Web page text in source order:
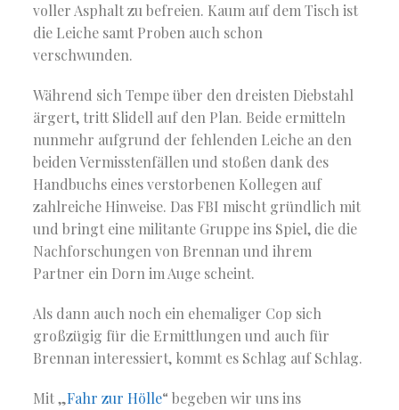
voller Asphalt zu befreien. Kaum auf dem Tisch ist
die Leiche samt Proben auch schon
verschwunden.
Während sich Tempe über den dreisten Diebstahl
ärgert, tritt Slidell auf den Plan. Beide ermitteln
nunmehr aufgrund der fehlenden Leiche an den
beiden Vermisstenfällen und stoßen dank des
Handbuchs eines verstorbenen Kollegen auf
zahlreiche Hinweise. Das FBI mischt gründlich mit
und bringt eine militante Gruppe ins Spiel, die die
Nachforschungen von Brennan und ihrem
Partner ein Dorn im Auge scheint.
Als dann auch noch ein ehemaliger Cop sich
großzügig für die Ermittlungen und auch für
Brennan interessiert, kommt es Schlag auf Schlag.
Mit „Fahr zur Hölle“ begeben wir uns ins